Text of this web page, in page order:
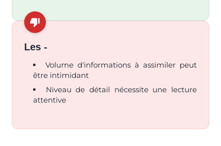
Les -
Volume d'informations à assimiler peut
être intimidant
Niveau de détail nécessite une lecture
attentive